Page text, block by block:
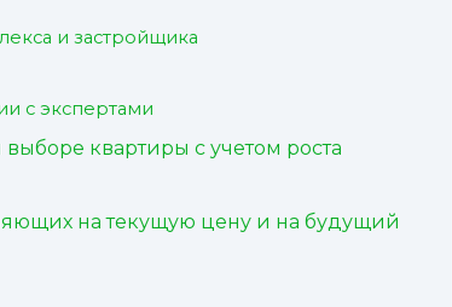
и застройщика
с экспертами
квартиры с учетом роста
на текущую цену и на будущий